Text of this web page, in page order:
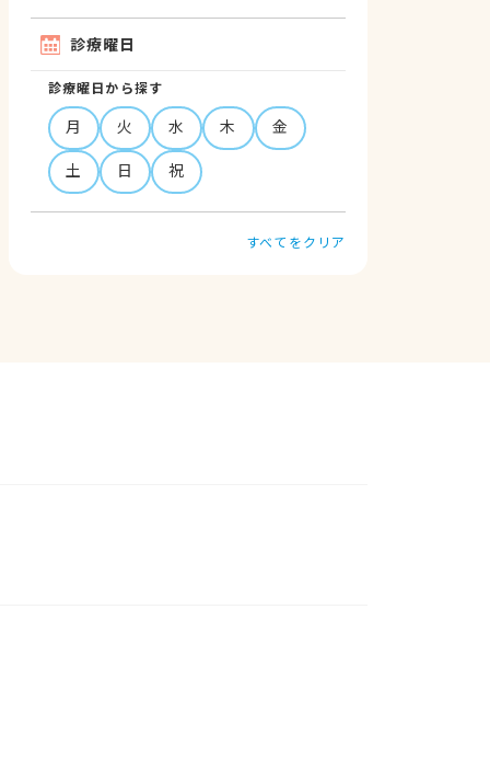
診療曜日
診療曜日から探す
月 火 水 木
金
土
日 祝
すべてをクリア